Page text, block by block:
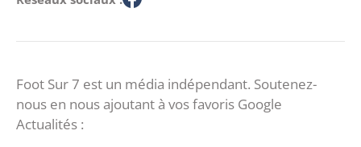
Foot Sur 7 est un média indépendant. Soutenez-
nous en nous ajoutant à vos favoris Google
Actualités :